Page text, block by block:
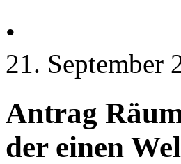
•
21. September
Antrag
der einen